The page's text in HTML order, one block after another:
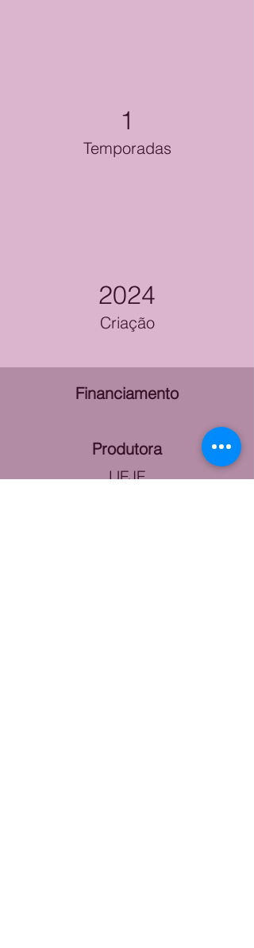
1
Temporadas
2024
Criação
Financiamento
Produtora
UFJF